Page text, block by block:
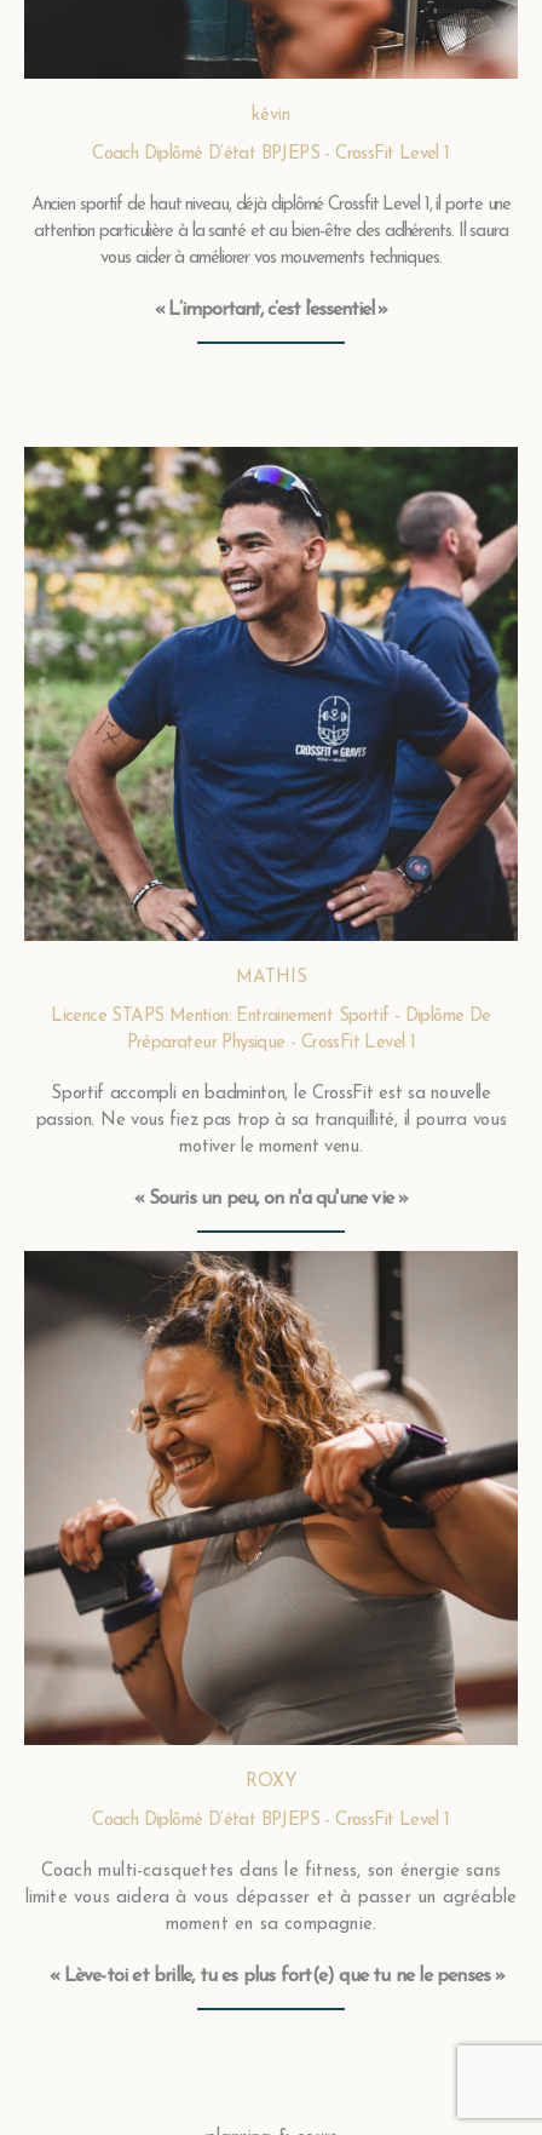
kévin
Coach Diplômé D’état BPJEPS - CrossFit Level 1
Ancien sportif de haut niveau, déjà diplômé Crossfit Level 1, il porte une
attention particulière à la santé et au bien-être des adhérents. Il saura
vous aider à améliorer vos mouvements techniques.
« L’important, c’est l’essentiel »
MATHIS
Licence STAPS Mention: Entrainement Sportif - Diplôme De
Préparateur Physique - CrossFit Level 1
Sportif accompli en badminton, le CrossFit est sa nouvelle
passion. Ne vous fiez pas trop à sa tranquillité, il pourra vous
motiver le moment venu.
« Souris un peu, on n'a qu'une vie»
ROXY
Coach Diplômé D’état BPJEPS - CrossFit Level 1
Coach multi-casquettes dans le fitness, son énergie sans
limite vous aidera à vous dépasser et à passer un agréable
moment en sa compagnie.
« Lève-toi et brille, tu es plus fort(e) que tu ne le penses »